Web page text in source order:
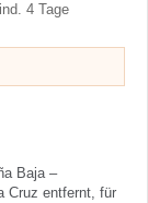
4 Tage
Baja –
Cruz entfernt, für